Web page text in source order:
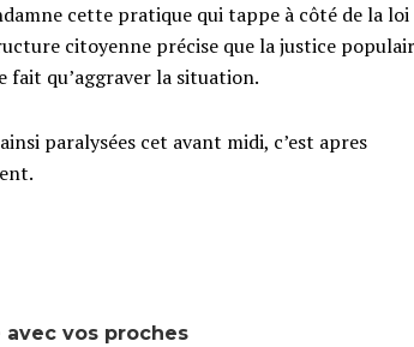
cette pratique qui tappe à côté de la loi
citoyenne précise que la justice
fait qu’aggraver la situation.
paralysées cet avant midi, c’est apres
vos proches